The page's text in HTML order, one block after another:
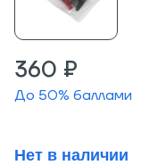
360 ₽
До 50% баллами
Нет в наличии